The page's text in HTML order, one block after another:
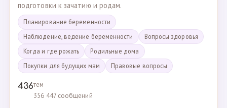
подготовки к зачатию и родам.
Планирование беременности
Наблюдение, ведение беременности
Вопросы здоровья
Когда и где рожать
Родильные дома
Покупки для будущих мам
Правовые вопросы
436тем
356 447 сообщений